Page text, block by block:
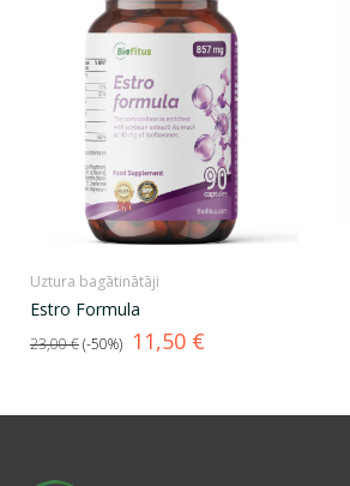
Uztura bagātinātāji
Estro Formula
Standarta
cena
23,00 € -50% Cena
11,50 €